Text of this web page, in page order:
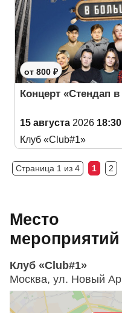
от 800 ₽
Концерт «Стендап
15 августа 2026 18:30
Клуб «Club#1»
Страница 1 из 4 1 2
Место
мероприятий
Клуб «Club#1»
Москва, ул. Новый